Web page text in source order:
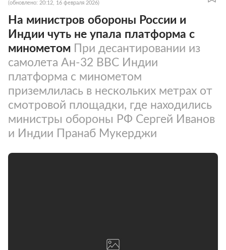
(обновлено: 20:12, 16 февраля 2026)
На министров обороны России и
Индии чуть не упала платформа с
минометом При десантировании из
самолета Ан-32 ВВС Индии
платформа с минометом
приземлилась в нескольких метрах от
смотровой площадки, где находились
министры обороны РФ Сергей Иванов
и Индии Пранаб Мукерджи